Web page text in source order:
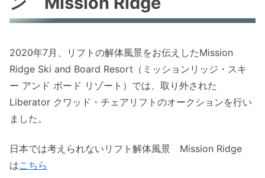
2020年7月、リフトの解体風景をお伝えしたMission
Ridge Ski and Board Resort（ミッションリッジ・スキ
ー アンド ボード リゾート）では、取り外された
Liberator クワッド・チェアリフトのオークションを行い
ました。
日本では考えられないリフト解体風景 Mission Ridge
はこちら